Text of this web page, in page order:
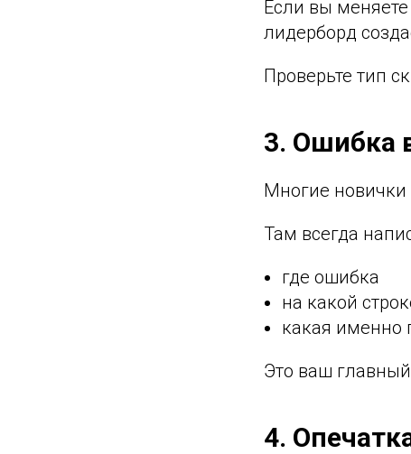
Если вы меняете
лидерборд
Проверьте тип
3. Ошибка
Многие новички
Там всегда
где ошибка
на какой
какая именно
Это ваш
4.